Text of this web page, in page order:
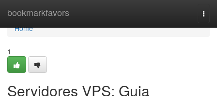
bookmarkfavors
Home
Home
1
Servidores VPS: Guia